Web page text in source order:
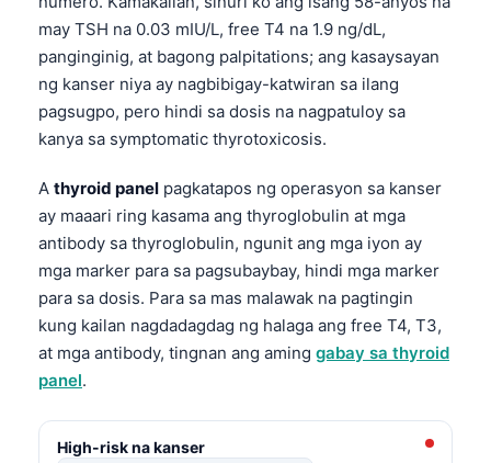
may TSH na 0.03 mIU/L, free T4 na 1.9 ng/dL,
panginginig, at bagong palpitations; ang kasaysayan
ng kanser niya ay nagbibigay-katwiran sa ilang
pagsugpo, pero hindi sa dosis na nagpatuloy sa
kanya sa symptomatic thyrotoxicosis.
A thyroid panel pagkatapos ng operasyon sa kanser
ay maaari ring kasama ang thyroglobulin at mga
antibody sa thyroglobulin, ngunit ang mga iyon ay
mga marker para sa pagsubaybay, hindi mga marker
para sa dosis. Para sa mas malawak na pagtingin
kung kailan nagdadagdag ng halaga ang free T4, T3,
at mga antibody, tingnan ang aming gabay sa thyroid
panel.
High-risk na kanser